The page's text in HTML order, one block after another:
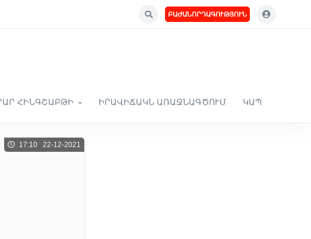
ԲԱԺԱՆՈՐԴԱԳՈՒԹՅՈՒՆ
ՀԻՆԳՇԱԲԹԻ ԻՐԱՎԻՃԱԿՆ ԱՌԱՋՆԱԳԾՈՒՄ ԿԱՊ
17:10 22-12-2021